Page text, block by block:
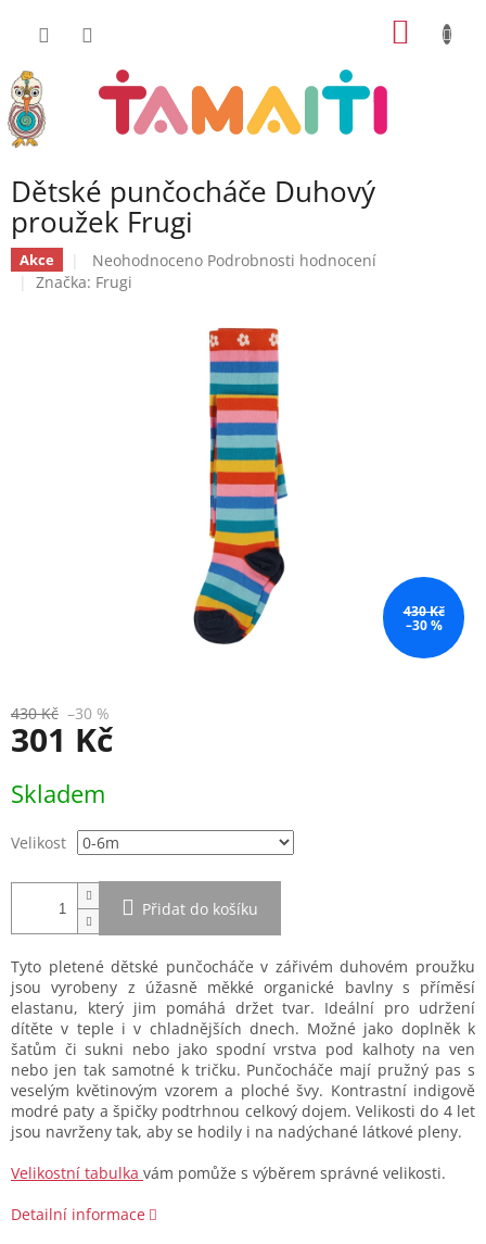
Dětské punčocháče Duhový
proužek Frugi
Akce
Průměrné
hodnocení
Neohodnoceno Podrobnosti hodnocení
Značka: Frugi
430 Kč
–30 %
430 Kč –30 %
301 Kč
cena:
Skladem
Velikost
Přidat do košíku
Tyto pletené dětské punčocháče v zářivém duhovém proužku
jsou vyrobeny z úžasně měkké organické bavlny s příměsí
elastanu, který jim pomáhá držet tvar. Ideální pro udržení
dítěte v teple i v chladnějších dnech. Možné jako doplněk k
šatům či sukni nebo jako spodní vrstva pod kalhoty na ven
nebo jen tak samotné k tričku. Punčocháče mají pružný pas s
veselým květinovým vzorem a ploché švy. Kontrastní indigově
modré paty a špičky podtrhnou celkový dojem. Velikosti do 4 let
jsou navrženy tak, aby se hodily i na nadýchané látkové pleny.
Velikostní tabulka vám pomůže s výběrem správné velikosti.
Detailní informace